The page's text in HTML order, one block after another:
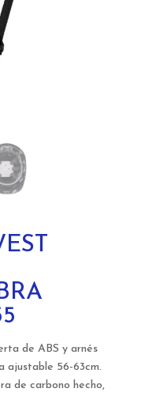
de ABS y arnés
ajustable 56-63cm.
de carbono hecho,